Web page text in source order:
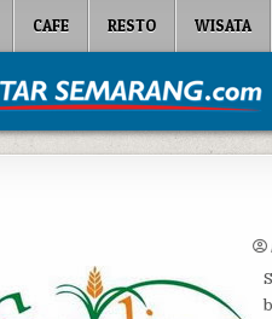
CAFE RESTO WISATA
Semarang